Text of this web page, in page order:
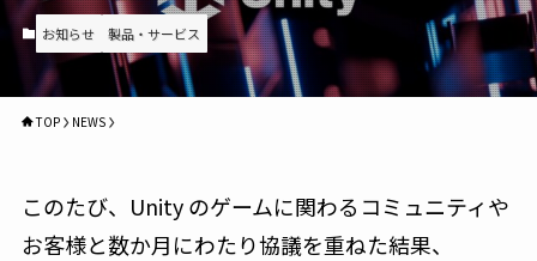
お知らせ 製品・サービス
TOP NEWS
このたび、Unity のゲームに関わるコミュニティや
お客様と数か月にわたり協議を重ねた結果、